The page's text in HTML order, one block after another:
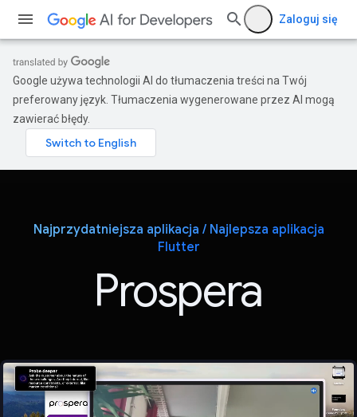
Zaloguj się
Google używa technologii AI do tłumaczenia treści na Twój
preferowany język. Tłumaczenia wygenerowane przez AI mogą
zawierać błędy.
Najprzydatniejsza aplikacja / Najlepsza aplikacja
Flutter
Prospera